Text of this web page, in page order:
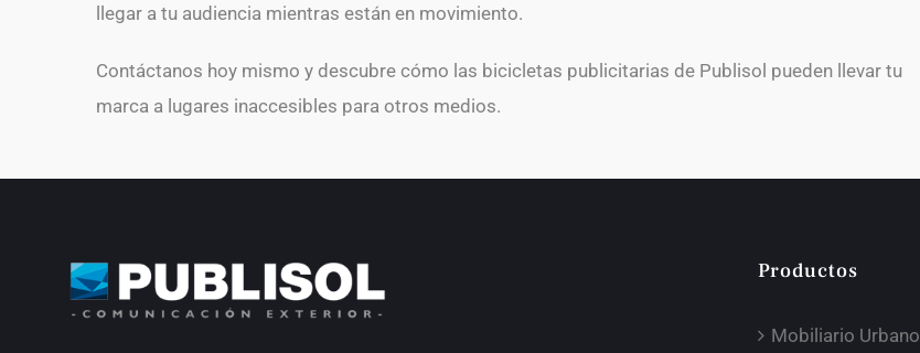
llegar a tu audiencia mientras están en movimiento.
Contáctanos hoy mismo y descubre cómo las bicicletas publicitarias de Publisol pueden llevar tu
marca a lugares inaccesibles para otros medios.
Productos
Mobiliario Urbano